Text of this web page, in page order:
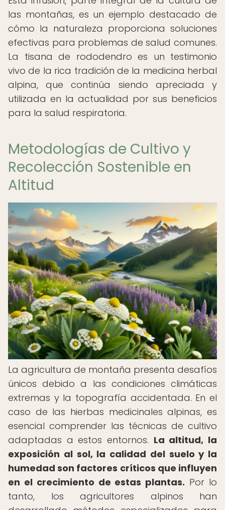
las montañas, es un ejemplo destacado de
cómo la naturaleza proporciona soluciones
efectivas para problemas de salud comunes.
La tisana de rododendro es un testimonio
vivo de la rica tradición de la medicina herbal
alpina, que continúa siendo apreciada y
utilizada en la actualidad por sus beneficios
para la salud respiratoria.
Metodologías de Cultivo y
Recolección Sostenible en
Altitud
La agricultura de montaña presenta desafíos
únicos debido a las condiciones climáticas
extremas y la topografía accidentada. En el
caso de las hierbas medicinales alpinas, es
esencial comprender las técnicas de cultivo
adaptadas a estos entornos. La altitud, la
exposición al sol, la calidad del suelo y la
humedad son factores críticos que influyen
en el crecimiento de estas plantas. Por lo
tanto, los agricultores alpinos han